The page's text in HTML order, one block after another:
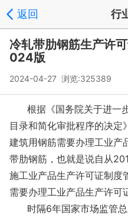
返回 行
冷轧带肋钢筋生产许
024版
2024-04-27 浏览:325389
根据《国务院关于进一
目录和简化审批程序的决定
建筑用钢筋需要办理工业产
带肋钢筋，也就是说自从
施工业产品生产许可证制度
需要办理工业产品生产许可
时隔6年国家市场监管总